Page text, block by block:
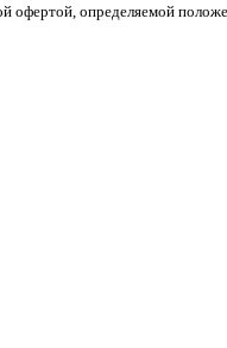
офертой, определяемой